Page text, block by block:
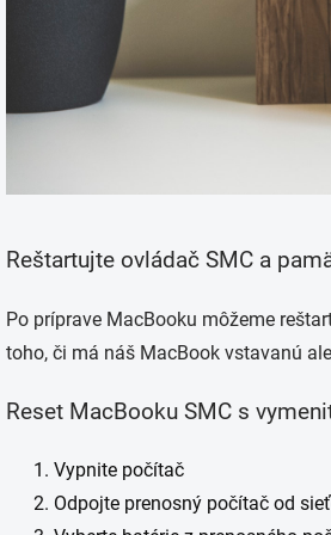
Reštartujte ovládač SMC a
Po príprave MacBooku môžeme
toho, či má náš MacBook vstavanú
Reset MacBooku SMC s
Vypnite počítač
Odpojte prenosný počítač od